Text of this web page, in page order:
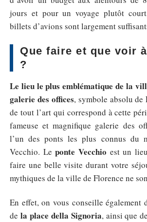
jours et pour un voyage plutôt
billets d’avions sont largement
Que faire et que voir
?
Le lieu le plus emblématique de la
galerie des offices, symbole absolu de
de tout l’art qui correspond à cette
fameuse et magnifique galerie des
l’un des ponts les plus connus du
Vecchio. Leponte Vecchio est un
faire une belle visite durant votre
mythiques de la ville de Florence ne
En effet, on vous conseille également
de la place della Signoria, ainsi que